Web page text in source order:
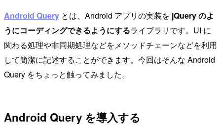
Android Query とは、Android アプリの実装を jQuery のよ
うにコーディングできるようにするライブラリです。UI に
関わる処理や非同期処理などをメソッドチェーンなどを利用
して簡潔に記述することができます。今回はそんな Android
Query をちょっと触ってみました。
Android Query を導入する